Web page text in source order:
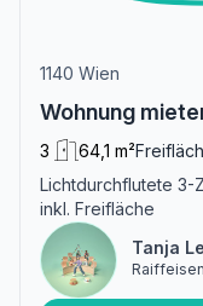
1140 Wien
Wohnung
3 64,1 m²
Lichtdurchflutete 3-
inkl. Freifläche
Tanja